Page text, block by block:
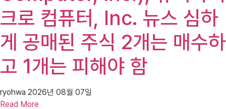
크로 컴퓨터, Inc. 뉴스 심하
게 공매된 주식 2개는 매수하
고 1개는 피해야 함
ryohwa 2026년 08월 07일
Read More